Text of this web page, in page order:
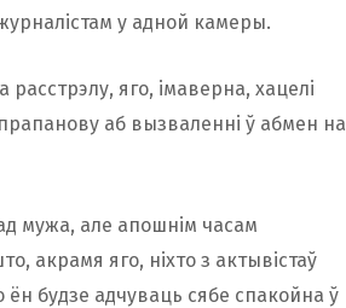
у адной камеры.
яго, імаверна, хацелі
прапанову аб вызваленні ў абмен на
мужа, але апошнім часам
акрамя яго, ніхто з актывістаў
ён будзе адчуваць сябе спакойна ў